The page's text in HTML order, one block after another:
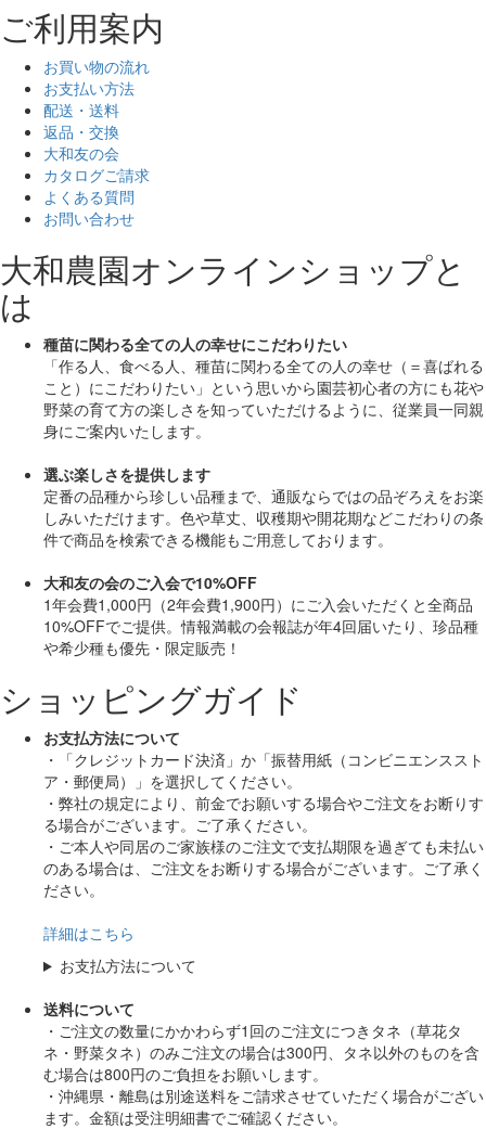
ご利用案内
お買い物の流れ
お支払い方法
配送・送料
返品・交換
大和友の会
カタログご請求
よくある質問
お問い合わせ
大和農園オンラインショップと
は
種苗に関わる全ての人の幸せにこだわりたい
「作る人、食べる人、種苗に関わる全ての人の幸せ（＝喜ばれる
こと）にこだわりたい」 という思いから園芸初心者の方にも花や
野菜の育て方の楽しさを知っていただけるように、従業員一同親
身にご案内いたします。
選ぶ楽しさを提供します
定番の品種から珍しい品種まで、通販ならではの品ぞろえをお楽
しみいただけます。色や草丈、収穫期や開花期などこだわりの条
件で商品を検索できる機能もご用意しております。
大和友の会のご入会で10%OFF
1年会費1,000円（2年会費1,900円）にご入会いただくと全商品
10%OFFでご提供。情報満載の会報誌が年4回届いたり、珍品種
や希少種も優先・限定販売！
ショッピングガイド
お支払方法について
・「クレジットカード決済」か「振替用紙（コンビニエンススト
ア・郵便局）」を選択してください。
・弊社の規定により、前金でお願いする場合やご注文をお断りす
る場合がございます。ご了承ください。
・ご本人や同居のご家族様のご注文で支払期限を過ぎても未払い
のある場合は、ご注文をお断りする場合がございます。ご了承く
ださい。
詳細はこちら
お支払方法について
送料について
・ご注文の数量にかかわらず1回のご注文につきタネ（草花タ
ネ・野菜タネ）のみご注文の場合は300円、タネ以外のものを含
む場合は800円のご負担をお願いします。
・沖縄県・離島は別途送料をご請求させていただく場合がござい
ます。金額は受注明細書でご確認ください。